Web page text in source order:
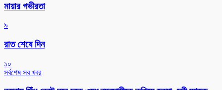
মায়ার গভীরতা
৯
রাত শেষে দিন
১০
সর্বশেষ সব খবর